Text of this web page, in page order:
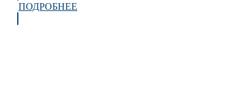
ПОДРОБНЕЕ